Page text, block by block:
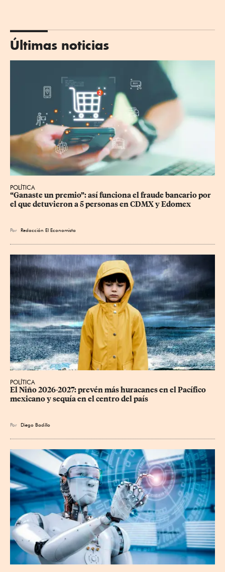
Últimas noticias
POLÍTICA
“Ganaste un premio”: así funciona el fraude bancario por
el que detuvieron a 5 personas en CDMX y Edomex
Por Redacción El Economista
POLÍTICA
El Niño 2026-2027: prevén más huracanes en el Pacífico
mexicano y sequía en el centro del país
Por Diego Badillo